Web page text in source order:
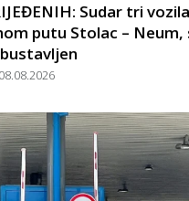
Sudar tri
putu Stolac – Neum,
08.08.2026